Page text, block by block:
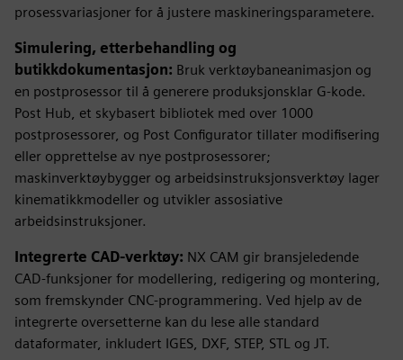
prosessvariasjoner for å justere maskineringsparametere.
Simulering, etterbehandling og
butikkdokumentasjon: Bruk verktøybaneanimasjon og
en postprosessor til å generere produksjonsklar G-kode.
Post Hub, et skybasert bibliotek med over 1000
postprosessorer, og Post Configurator tillater modifisering
eller opprettelse av nye postprosessorer;
maskinverktøybygger og arbeidsinstruksjonsverktøy lager
kinematikkmodeller og utvikler assosiative
arbeidsinstruksjoner.
Integrerte CAD-verktøy: NX CAM gir bransjeledende
CAD-funksjoner for modellering, redigering og montering,
som fremskynder CNC-programmering. Ved hjelp av de
integrerte oversetterne kan du lese alle standard
dataformater, inkludert IGES, DXF, STEP, STL og JT.